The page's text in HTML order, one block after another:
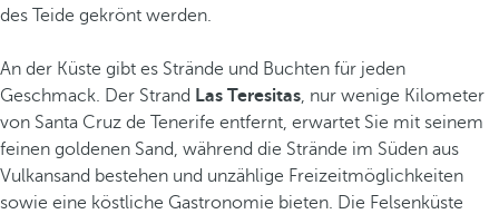
des Teide gekrönt werden.
An der Küste gibt es Strände und Buchten für jeden
Geschmack. Der Strand Las Teresitas, nur wenige Kilometer
von Santa Cruz de Tenerife entfernt, erwartet Sie mit seinem
feinen goldenen Sand, während die Strände im Süden aus
Vulkansand bestehen und unzählige Freizeitmöglichkeiten
sowie eine köstliche Gastronomie bieten. Die Felsenküste